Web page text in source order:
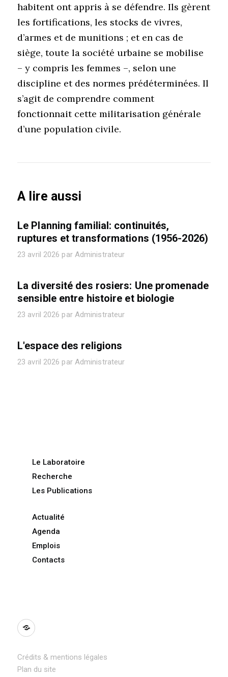
habitent ont appris à se défendre. Ils gèrent
les fortifications, les stocks de vivres,
d’armes et de munitions ; et en cas de
siège, toute la société urbaine se mobilise
– y compris les femmes –, selon une
discipline et des normes prédéterminées. Il
s’agit de comprendre comment
fonctionnait cette militarisation générale
d’une population civile.
A lire aussi
Le Planning familial: continuités,
ruptures et transformations (1956-2026)
23 avril 2026 par Administrateur
La diversité des rosiers: Une promenade
sensible entre histoire et biologie
23 avril 2026 par Administrateur
L'espace des religions
23 avril 2026 par Administrateur
Le Laboratoire
Recherche
Les Publications
Actualité
Agenda
Emplois
Contacts
BlueSky
Crédits & mentions légales
Plan du site